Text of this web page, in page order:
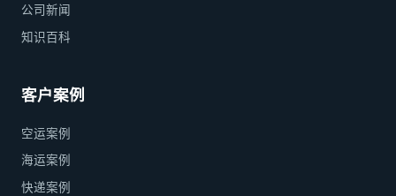
公司新闻
知识百科
客户案例
空运案例
海运案例
快递案例